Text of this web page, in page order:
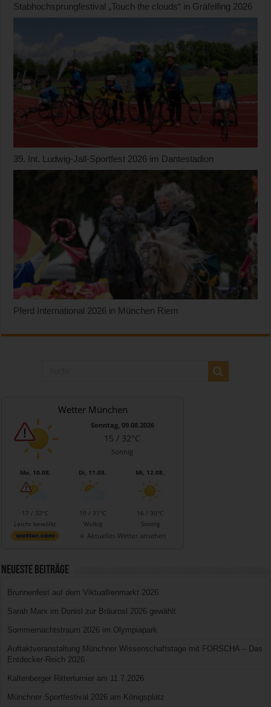
Stabhochsprungfestival „Touch the clouds“ in Gräfelfing 2026
39. Int. Ludwig-Jall-Sportfest 2026 im Dantestadion
Pferd International 2026 in München Riem
Wetter München
Sonntag, 09.08.2026
15 / 32°C
Sonnig
Mo, 10.08.
17 / 32°C
Leicht bewölkt
Di, 11.08.
19 / 31°C
Wolkig
Mi, 12.08.
16 / 30°C
Sonnig
Aktuelles Wetter ansehen
Neueste Beiträge
Brunnenfest auf dem Viktuallienmarkt 2026
Sarah Marx im Donisl zur Bräurosl 2026 gewählt
Sommernachtstraum 2026 im Olympiapark
Auftaktveranstaltung Münchner Wissenschaftstage mit FORSCHA – Das
Entdecker-Reich 2026
Kaltenberger Ritterturnier am 11.7.2026
Münchner Sportfestival 2026 am Königsplatz